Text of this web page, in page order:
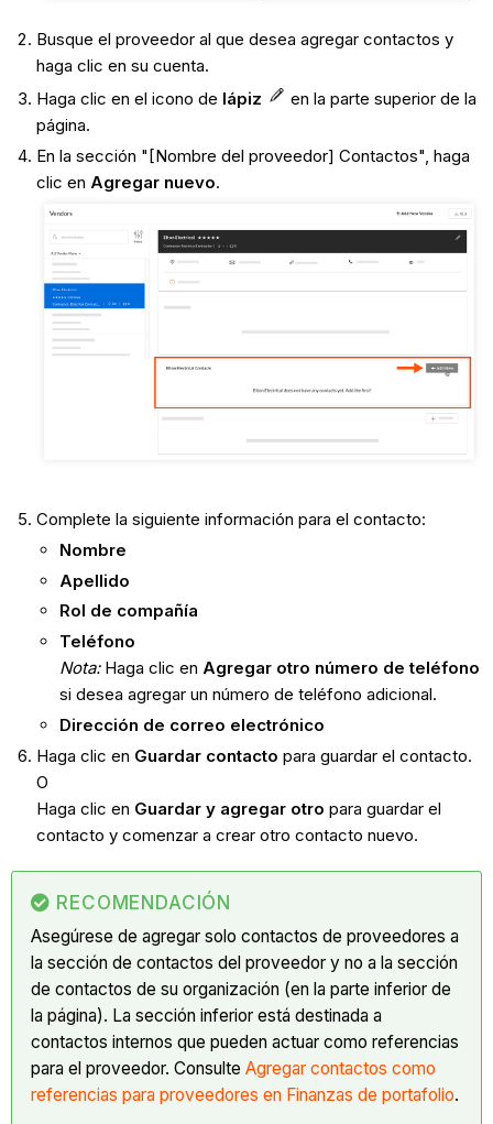
Busque el proveedor al que desea agregar contactos y
haga clic en su cuenta.
Haga clic en el icono de lápiz
en la parte superior de la
página.
En la sección "[Nombre del proveedor] Contactos", haga
clic en Agregar nuevo.
Complete la siguiente información para el contacto:
Nombre
Apellido
Rol de compañía
Teléfono
Nota:Haga clic en Agregar otro número de teléfono
si desea agregar un número de teléfono adicional.
Dirección de correo electrónico
Haga clic en Guardar contacto para guardar el contacto.
O
Haga clic en Guardar y agregar otro para guardar el
contacto y comenzar a crear otro contacto nuevo.
RECOMENDACIÓN
Asegúrese de agregar solo contactos de proveedores a
la sección de contactos del proveedor y no a la sección
de contactos de su organización (en la parte inferior de
la página). La sección inferior está destinada a
contactos internos que pueden actuar como referencias
para el proveedor. ConsulteAgregar contactos como
referencias para proveedores en Finanzas de portafolio.